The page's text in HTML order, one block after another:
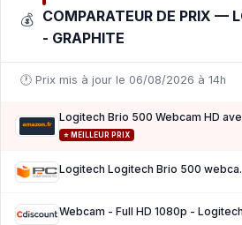
💰 COMPARATEUR DE PRIX —
- GRAPHITE
🕐 Prix mis à jour le 06/08/2026 à 14h
⭐ MEILLEUR PRIX
Logitech